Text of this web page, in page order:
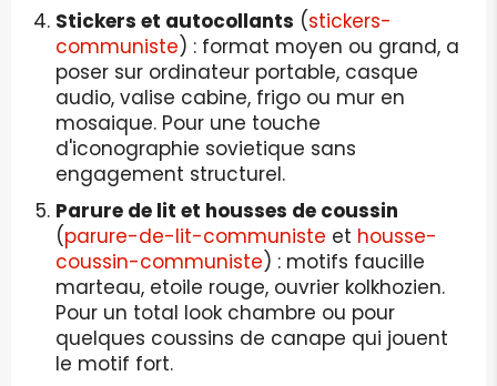
Stickers et autocollants (stickers-
communiste) : format moyen ou grand, a
poser sur ordinateur portable, casque
audio, valise cabine, frigo ou mur en
mosaique. Pour une touche
d'iconographie sovietique sans
engagement structurel.
Parure de lit et housses de coussin
(parure-de-lit-communiste et housse-
coussin-communiste) : motifs faucille
marteau, etoile rouge, ouvrier kolkhozien.
Pour un total look chambre ou pour
quelques coussins de canape qui jouent
le motif fort.